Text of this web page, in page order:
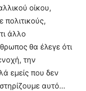
οίκου,
πολιτικούς,
άλλο
θα έλεγε ότι
την
εμείς που δεν
αυτό…